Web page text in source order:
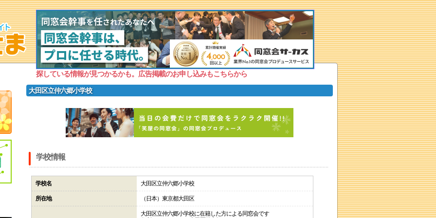
探している情報が見つかるかも。広告掲載のお申し込みもこちらから
大田区立仲六郷小学校
学校情報
学校名 大田区立仲六郷小学校
所在地 （日本）東京都大田区
大田区立仲六郷小学校に在籍した方による同窓会です